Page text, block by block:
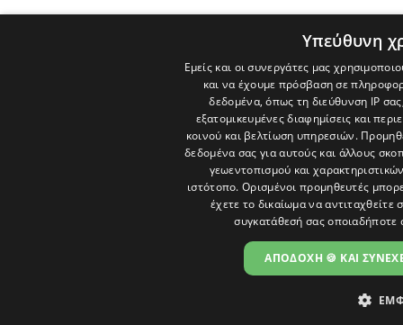
Υπεύθυνη
Εμείς και οι συνεργάτες μας
και να έχουμε πρόσβαση σε
δεδομένα, όπως τη διεύθυνση IP
εξατομικευμένες διαφημίσεις και
κοινού και βελτίωση υπηρεσιών.
δεδομένα σας για αυτούς και άλλους
γεωεντοπισμού και
ιστότοπο. Ορισμένοι προμηθευτές
έχετε το δικαίωμα να αντιταχθείτε
συγκατάθεσή σας οποιαδήποτε
ΑΠΟΔΟΧΗ 🍪 ΚΑΙ